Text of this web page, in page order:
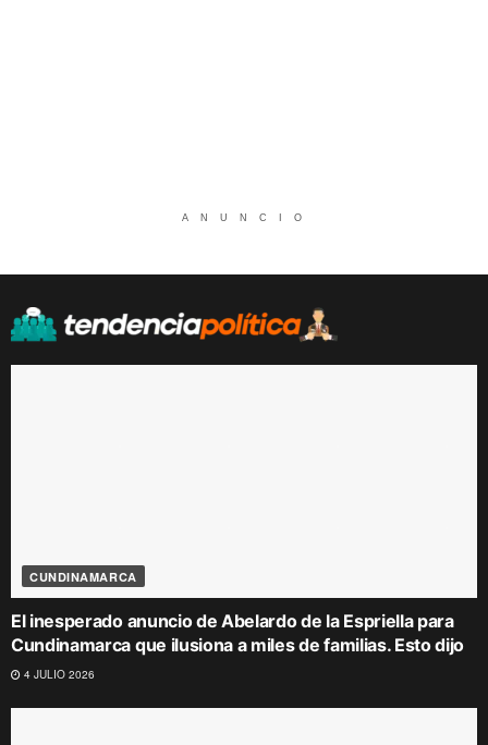
A N U N C I O
CUNDINAMARCA
El inesperado anuncio de Abelardo de la Espriella para
Cundinamarca que ilusiona a miles de familias. Esto dijo
4 JULIO 2026